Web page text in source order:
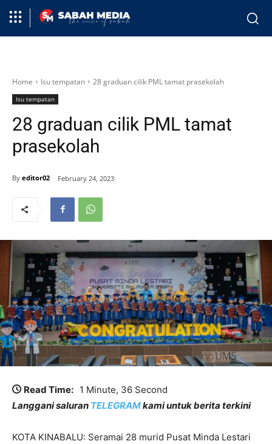
Home Isu tempatan 28 graduan cilik PML tamat prasekolah
Isu tempatan
28 graduan cilik PML tamat
prasekolah
By editor02 February 24, 2023
Read Time: 1 Minute, 36 Second
Langgani saluran TELEGRAMkami untuk berita terkini
KOTA KINABALU: Seramai 28 murid Pusat Minda Lestari